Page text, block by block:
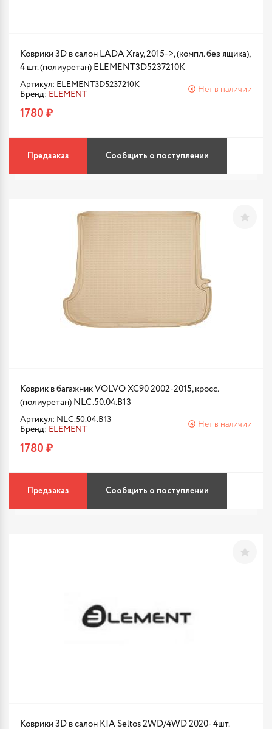
Коврики 3D в салон LADA Xray, 2015->, (компл. без ящика),
4 шт. (полиуретан) ELEMENT3D5237210K
Артикул: ELEMENT3D5237210K
Бренд: ELEMENT
Нет в наличии
1780 ₽
Предзаказ Сообщить о поступлении
Коврик в багажник VOLVO XC90 2002-2015, кросс.
(полиуретан) NLC.50.04.B13
Артикул: NLC.50.04.B13
Бренд: ELEMENT
Нет в наличии
1780 ₽
Предзаказ Сообщить о поступлении
Коврики 3D в салон KIA Seltos 2WD/4WD 2020- 4шт.